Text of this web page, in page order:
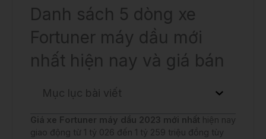
Danh sách 5 dòng xe
Fortuner máy dầu mới
nhất hiện nay và giá bán
Mục lục bài viết
Giá xe Fortuner máy dầu 2023 mới nhất hiện nay
giao động từ 1 tỷ 026 đến 1 tỷ 259 triệu đồng tùy